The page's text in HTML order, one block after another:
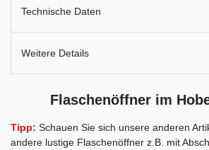
Technische Daten
Weitere Details
Flaschenöffner im
Tipp: Schauen Sie sich unsere anderen
andere lustige Flaschenöffner z.B. mit